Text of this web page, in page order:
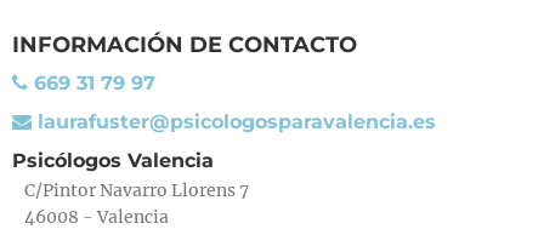
INFORMACIÓN DE CONTACTO
669 31 79 97
laurafuster@psicologosparavalencia.es
Psicólogos Valencia
C/Pintor Navarro Llorens 7
46008 - Valencia